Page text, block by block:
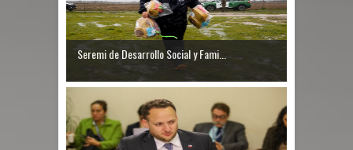
Seremi de Desarrollo Social y Fami...